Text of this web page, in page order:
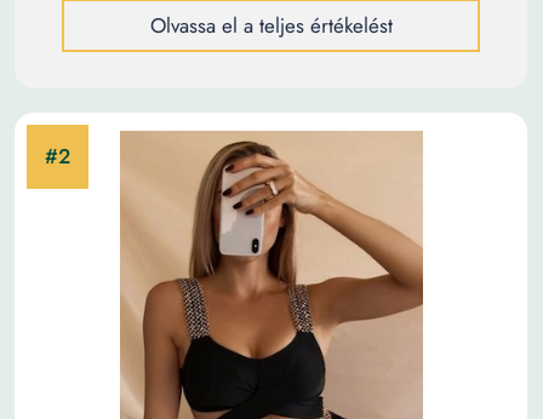
Olvassa el a teljes értékelést